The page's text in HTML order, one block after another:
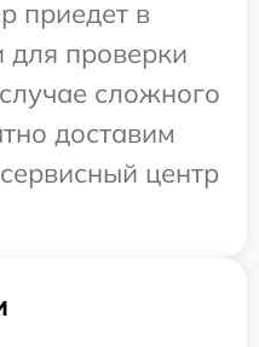
приедет в
для проверки
сложного
доставим
центр